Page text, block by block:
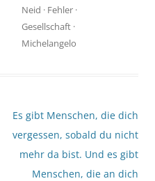
Neid · Fehler ·
Gesellschaft ·
Michelangelo
Es gibt Menschen, die dich
vergessen, sobald du nicht
mehr da bist. Und es gibt
Menschen, die an dich